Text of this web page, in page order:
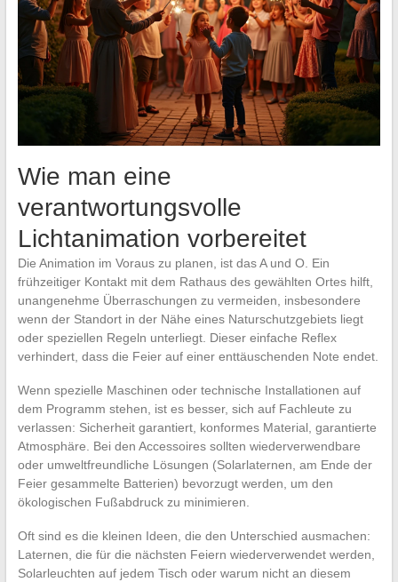
Wie man eine
verantwortungsvolle
Lichtanimation vorbereitet
Die Animation im Voraus zu planen, ist das A und O. Ein
frühzeitiger Kontakt mit dem Rathaus des gewählten Ortes hilft,
unangenehme Überraschungen zu vermeiden, insbesondere
wenn der Standort in der Nähe eines Naturschutzgebiets liegt
oder speziellen Regeln unterliegt. Dieser einfache Reflex
verhindert, dass die Feier auf einer enttäuschenden Note endet.
Wenn spezielle Maschinen oder technische Installationen auf
dem Programm stehen, ist es besser, sich auf Fachleute zu
verlassen: Sicherheit garantiert, konformes Material, garantierte
Atmosphäre. Bei den Accessoires sollten wiederverwendbare
oder umweltfreundliche Lösungen (Solarlaternen, am Ende der
Feier gesammelte Batterien) bevorzugt werden, um den
ökologischen Fußabdruck zu minimieren.
Oft sind es die kleinen Ideen, die den Unterschied ausmachen:
Laternen, die für die nächsten Feiern wiederverwendet werden,
Solarleuchten auf jedem Tisch oder warum nicht an diesem